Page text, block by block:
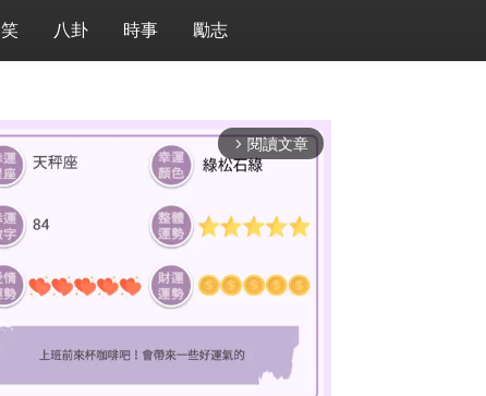
八卦 時事 勵志
arrow_forward_ios 閱讀文章